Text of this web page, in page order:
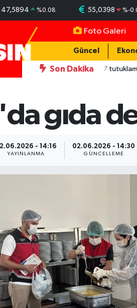
47,5894 %0.08 55,0398 %-
Foto Galeri
Güncel
Son Dakika
aracılık operasyonu: 7 tutuklama
gıda
- 14:16
YAYINLANMA
02.06.2026 - 14:30
GÜNCELLEME